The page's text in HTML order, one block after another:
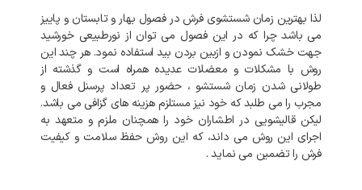
لذا بهترین زمان شستشوی فرش در فصول بهار و تابستان و پاییز
می باشد چرا که در این فصول می توان از نورطبیعی خورشید
جهت خشک نمودن و ازبین بردن بید استفاده نمود. هر چند این
روش با مشکلات و معضلات عدیده همراه است و گذشته از
طولانی شدن زمان شستشو ، حضور پر تعداد پرسنل فعال و
مجرب را می طلبد که خود نیز مستلزم هزینه های گزافی می باشد.
لیکن قالیشویی در اطشاران خود را همچنان ملزم و متعهد به
اجرای این روش می داند، که این روش حفظ سلامت و کیفیت
فرش را تضمین می نماید .